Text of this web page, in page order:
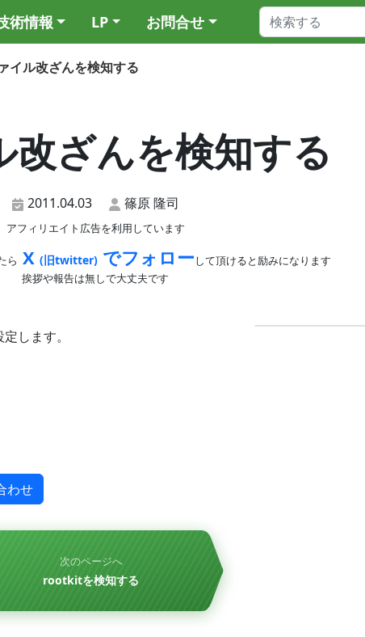
術情報 LP お問合せ
イル改ざんを検知する
改ざんを検知する
2011.04.03 篠原 隆司
アフィリエイト広告を利用しています
ら X (旧twitter)でフォローして頂けると励みになります
挨拶や報告は無しで大丈夫です
します。
わせ
次のページへ
rootkitを検知する